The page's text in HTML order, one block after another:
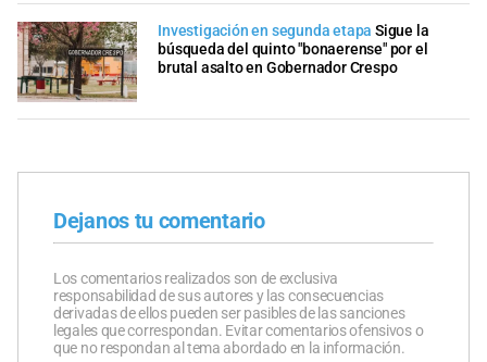
Investigación en segunda etapa Sigue la
búsqueda del quinto "bonaerense" por el
brutal asalto en Gobernador Crespo
Dejanos tu comentario
Los comentarios realizados son de exclusiva
responsabilidad de sus autores y las consecuencias
derivadas de ellos pueden ser pasibles de las sanciones
legales que correspondan. Evitar comentarios ofensivos o
que no respondan al tema abordado en la información.